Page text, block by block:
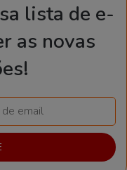
lista de e-
as novas